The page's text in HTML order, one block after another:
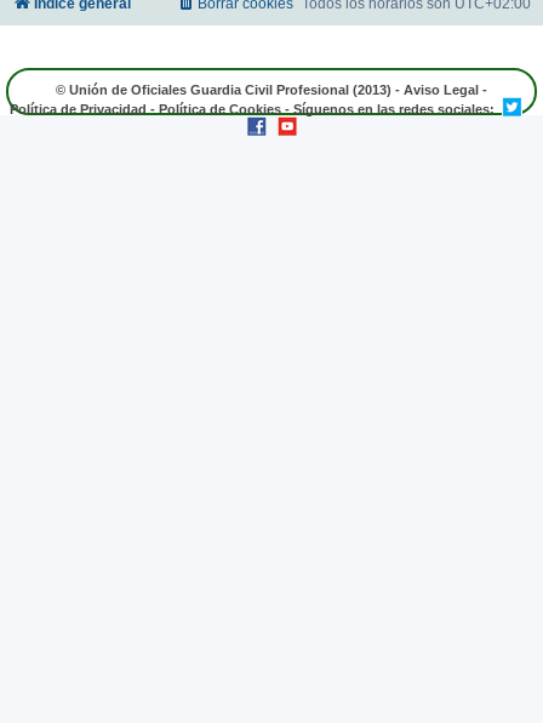
Índice general Todos los horarios son UTC+02:00
Borrar cookies
© Unión de Oficiales Guardia Civil Profesional (2013) - Aviso Legal -
Política de Privacidad - Política de Cookies - Síguenos en las redes sociales: